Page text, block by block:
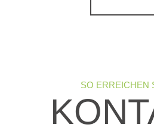
SO ERREICHEN